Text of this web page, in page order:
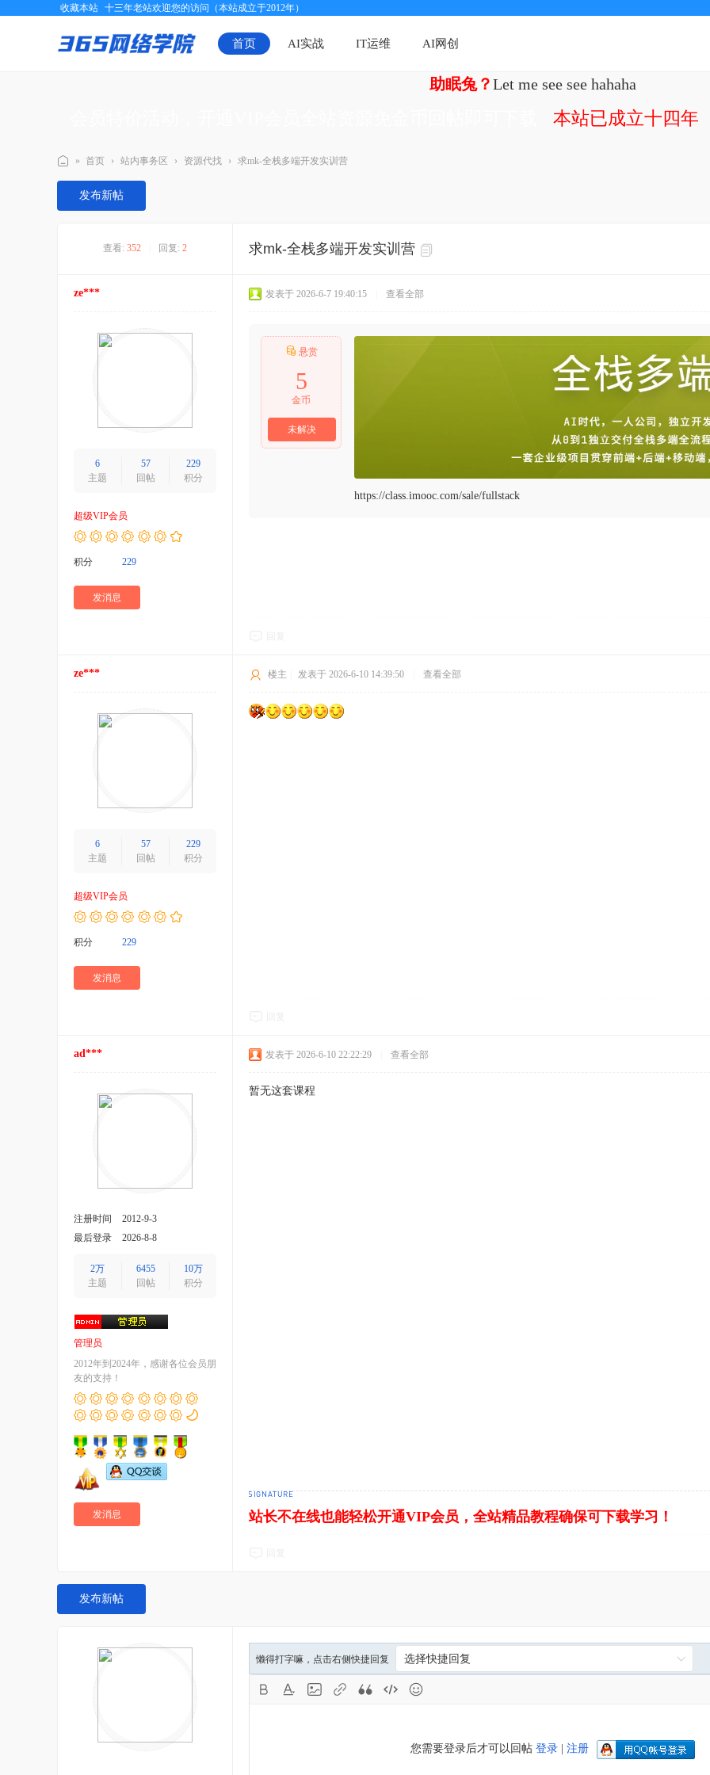
收藏本站 十三年老站欢迎您的访问（本站成立于2012年）
首页 AI实战 IT运维 AI网创
助眠兔？Let me see see hahaha
本站已成立十四年
三
六
» 首页 › 站内事务区 › 资源代找 › 求mk-全栈多端开发实训营
发布新帖
查看: 352 回复: 2 求mk-全栈多端开发实训营
ze***
6
主题
57
回帖
229
积分
超级VIP会员
积分 229
发消息
发表于 2026-6-7 19:40:15 查看全部
悬赏
5
金币
未解决
https://class.imooc.com/sale/fullstack
ze***
6
主题
57
回帖
229
积分
超级VIP会员
积分 229
发消息
楼主 发表于 2026-6-10 14:39:50 查看全部
ad***
注册时间
2012-9-3
最后登录
2026-8-8
2万
主题
6455
回帖
10万
积分
管理员
2012年到2024年，感谢各位会员朋
友的支持！
发消息
发表于 2026-6-10 22:22:29 查看全部
暂无这套课程
站长不在线也能轻松开通VIP会员，全站精品教程确保可下载学习！
发布新帖
懒得打字嘛，点击右侧快捷回复
您需要登录后才可以回帖 登录 注册